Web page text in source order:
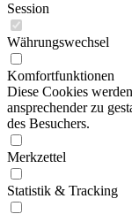
Session
Währungswechsel
Komfortfunktionen
Diese Cookies
ansprechender zu
des Besuchers.
Merkzettel
Statistik & Tracking